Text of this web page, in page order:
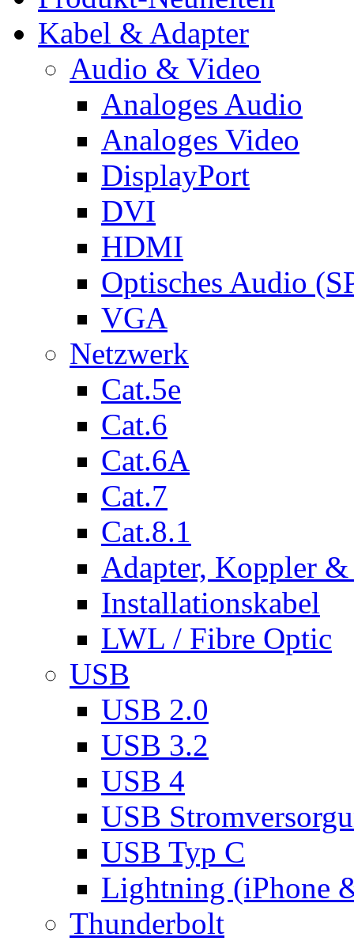
Kabel & Adapter
Audio & Video
Analoges Audio
Analoges Video
DisplayPort
DVI
HDMI
Optisches Audio
VGA
Netzwerk
Cat.5e
Cat.6
Cat.6A
Cat.7
Cat.8.1
Adapter, Koppler &
Installationskabel
LWL / Fibre Optic
USB
USB 2.0
USB 3.2
USB 4
USB
USB Typ C
Lightning (iPhone
Thunderbolt